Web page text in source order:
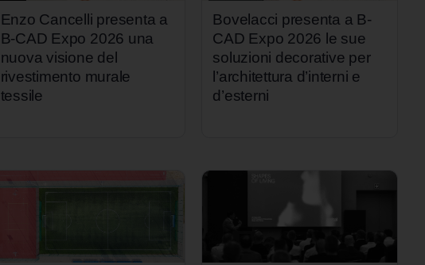
Enzo Cancelli presenta a
B-CAD Expo 2026 una
nuova visione del
rivestimento murale
tessile
Bovelacci presenta a B-
CAD Expo 2026 le sue
soluzioni decorative per
l’architettura d’interni e
d’esterni